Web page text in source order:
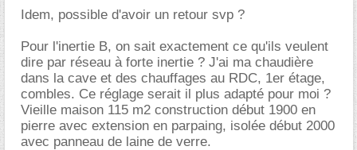
Idem, possible d'avoir un retour svp ?
Pour l'inertie B, on sait exactement ce qu'ils veulent
dire par réseau à forte inertie ? J'ai ma chaudière
dans la cave et des chauffages au RDC, 1er étage,
combles. Ce réglage serait il plus adapté pour moi ?
Vieille maison 115 m2 construction début 1900 en
pierre avec extension en parpaing, isolée début 2000
avec panneau de laine de verre.